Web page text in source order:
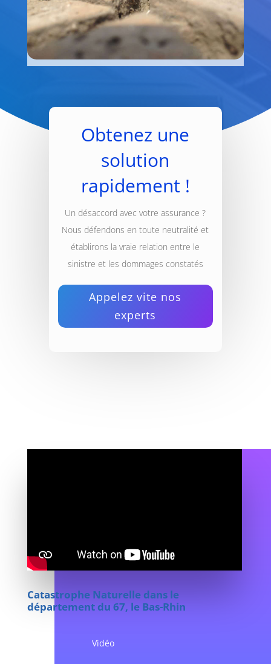
Obtenez une
solution
rapidement !
Un désaccord avec votre assurance ?
Nous défendons en toute neutralité et
établirons la vraie relation entre le
sinistre et les dommages constatés
Appelez vite nos
experts
Catastrophe Naturelle dans le
département du 67, le Bas-Rhin
Vidéo